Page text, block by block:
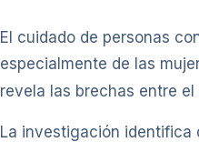
El cuidado de personas
especialmente de las
revela las brechas entre
La investigación identifica